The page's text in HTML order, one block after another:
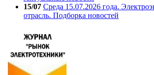
15/07 Среда 15.07.2026 года.
отрасль. Подборка новостей